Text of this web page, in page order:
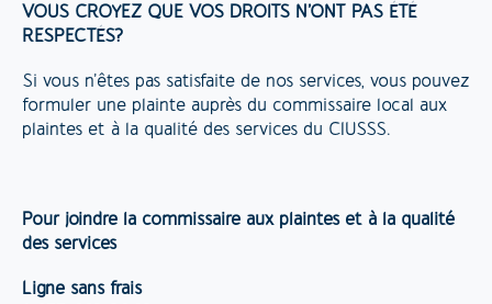
VOUS CROYEZ QUE VOS DROITS N’ONT PAS ÉTÉ
RESPECTÉS?
Si vous n’êtes pas satisfaite de nos services, vous pouvez
formuler une plainte auprès du commissaire local aux
plaintes et à la qualité des services du CIUSSS.
Pour joindre la commissaire aux plaintes et à la qualité
des services
Ligne sans frais